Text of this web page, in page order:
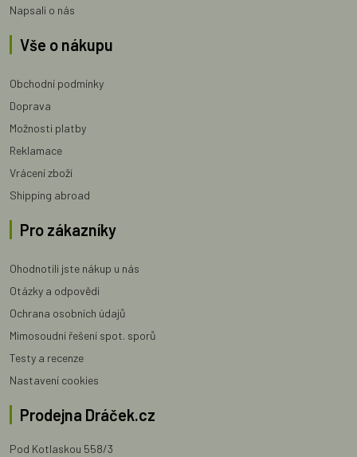
Napsali o nás
Vše o nákupu
Obchodní podmínky
Doprava
Možnosti platby
Reklamace
Vrácení zboží
Shipping abroad
Pro zákazníky
Ohodnotili jste nákup u nás
Otázky a odpovědi
Ochrana osobních údajů
Mimosoudní řešení spot. sporů
Testy a recenze
Nastavení cookies
Prodejna Dráček.cz
Pod Kotlaskou 558/3